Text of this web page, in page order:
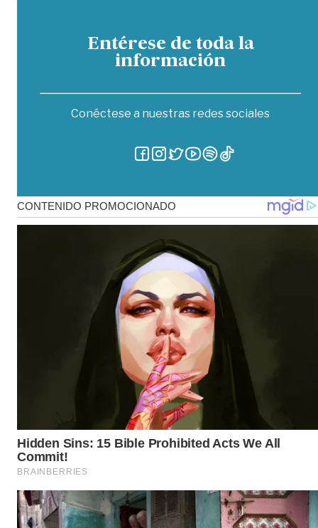
Entérese de toda la
información
Conéctese a nuestras redes sociales